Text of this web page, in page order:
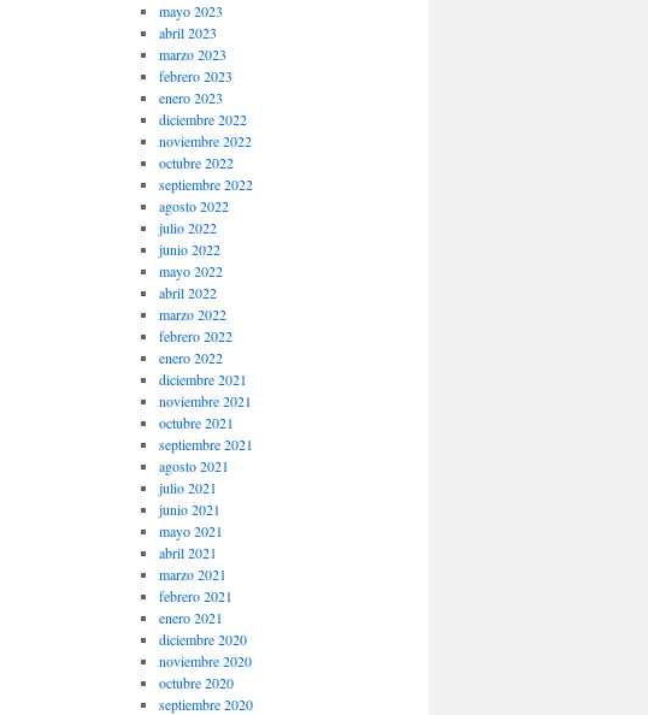
mayo 2023
abril 2023
marzo 2023
febrero 2023
enero 2023
diciembre 2022
noviembre 2022
octubre 2022
septiembre 2022
agosto 2022
julio 2022
junio 2022
mayo 2022
abril 2022
marzo 2022
febrero 2022
enero 2022
diciembre 2021
noviembre 2021
octubre 2021
septiembre 2021
agosto 2021
julio 2021
junio 2021
mayo 2021
abril 2021
marzo 2021
febrero 2021
enero 2021
diciembre 2020
noviembre 2020
octubre 2020
septiembre 2020